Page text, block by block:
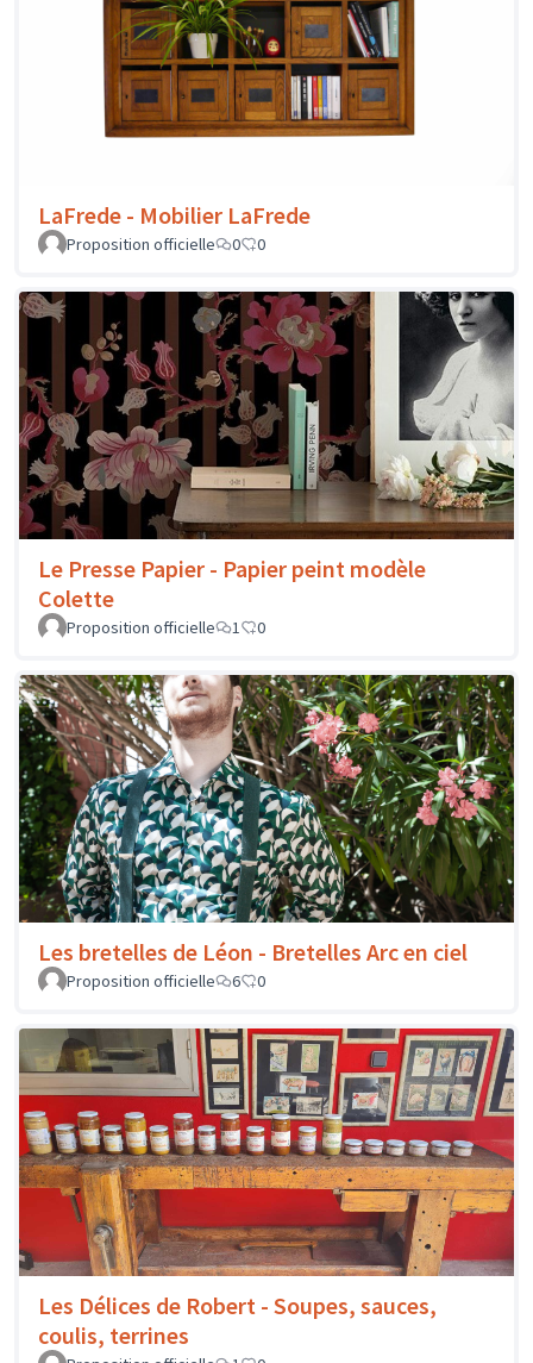
LaFrede - Mobilier LaFrede
Proposition officielle 0 0
Le Presse Papier - Papier peint modèle
Colette
Proposition officielle 1 0
Les bretelles de Léon - Bretelles Arc en ciel
Proposition officielle 6 0
Les Délices de Robert - Soupes, sauces,
coulis, terrines